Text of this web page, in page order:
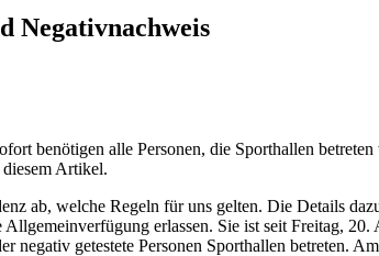
Negativnachweis
benötigen alle Personen, die Sporthallen
Artikel.
ab, welche Regeln für uns gelten. Die Details
erlassen. Sie ist seit Freitag,
negativ getestete Personen Sporthallen betreten.